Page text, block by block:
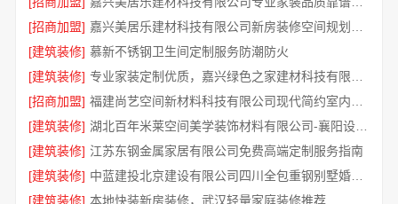
[招商加盟]
[建筑装修] 慕新不锈钢卫生间定制服务防潮防火
[建筑装修]
[招商加盟]
[建筑装修]
湖北百年米莱空间美学装饰材料有限公司-襄阳设计装修轻奢风
[建筑装修] 江苏东钢金属家居有限公司免费高端定制服务指南
[建筑装修]
中蓝建投北京建设有限公司四川全包重钢别墅婚房布置
[建筑装修] 本地快装新房装修，武汉轻量家庭装修推荐